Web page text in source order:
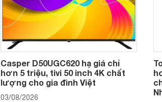
Casper D50UGC620 hạ giá chỉ
hơn 5 triệu, tivi 50 inch 4K chất
lượng cho gia đình Việt
03/08/2026